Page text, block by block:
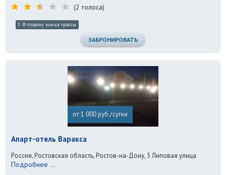
(2 голоса)
В сторону конца трассы
ЗАБРОНИРОВАТЬ
от 1 000 руб./сутки
Апарт-отель Варакса
Россия, Ростовская область, Ростов-на-Дону, 5 Липовая улица
Подробнее ...